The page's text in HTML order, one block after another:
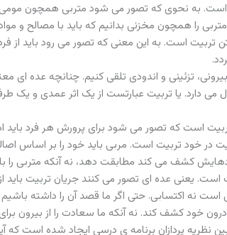
آن است. به نحوی که تصور می شود متربی همچون
را همچون مخزنی بدانیم که باید با مصالح و
تربیت است. به این معنی که تصور می رود باید
تزئینی و اندودی تلقی کنیم. چنانچه عده
می دارد. یا تربیت عبارتست از یک اثر عمدی و یک
است که تصور می شود برای پرورش هر فرد باید
در خود تربیت است. مربی باید خود را بر اساس
کشف می کند مطابقت دهد، نه آنکه متربی را
یعنی عده ای تصور می کنند جریان تربیت باید
است نه اکتسابی. حتی اگر ما قصد آن را داشته
خود کشف کند. نه آنکه ما سعادت را از بیرون برای
نظریه پردازان برنامه ی درسی ایجاد شده است